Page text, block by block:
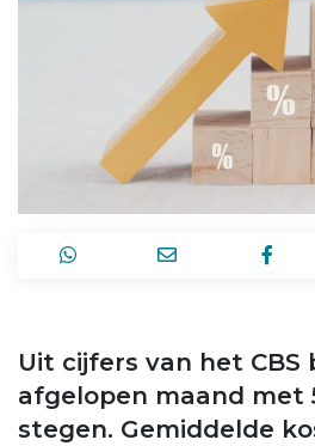
Uit cijfers van het
afgelopen maand met
stegen. Gemiddelde